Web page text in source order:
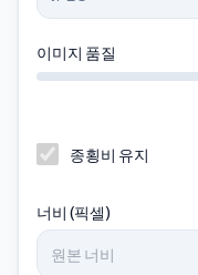
이미지 품질
종횡비 유지
너비 (픽셀)